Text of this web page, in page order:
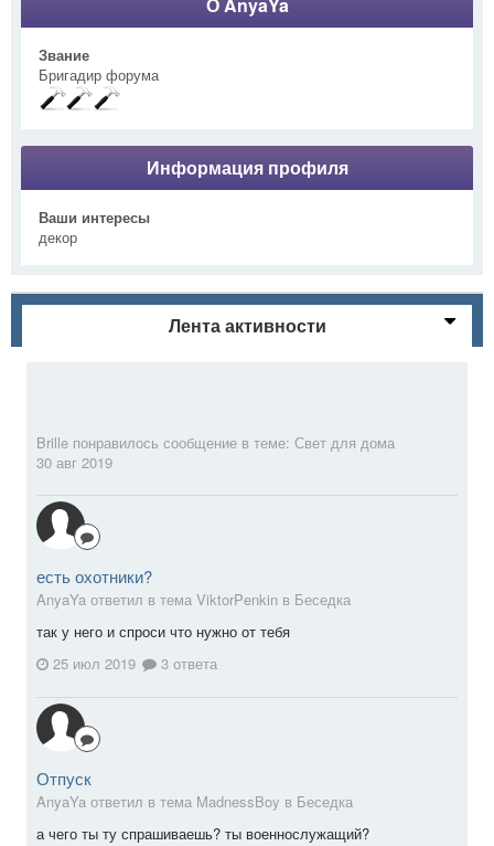
Звание
Бригадир форума
Информация профиля
Ваши интересы
декор
Лента активности
Brille понравилось сообщение в теме: Свет для дома
30 авг 2019
есть охотники?
AnyaYa ответил в тема ViktorPenkin в Беседка
так у него и спроси что нужно от тебя
25 июл 2019
3 ответа
Отпуск
AnyaYa ответил в тема MadnessBoy в Беседка
а чего ты ту спрашиваешь? ты военнослужащий?